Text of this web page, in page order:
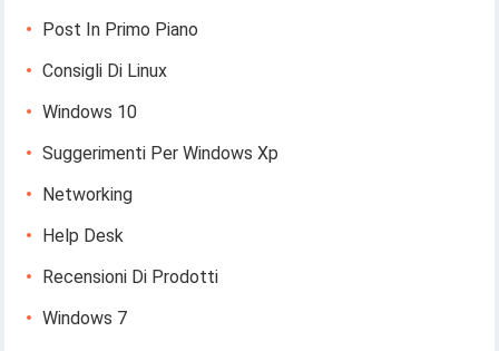
Post In Primo Piano
Consigli Di Linux
Windows 10
Suggerimenti Per Windows Xp
Networking
Help Desk
Recensioni Di Prodotti
Windows 7